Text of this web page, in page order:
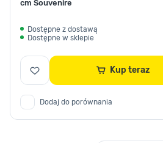
cm Souvenire
Dostępne z dostawą
Dostępne w sklepie
Kup teraz
Dodaj do porównania